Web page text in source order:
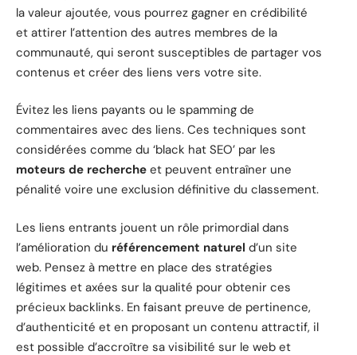
la valeur ajoutée, vous pourrez gagner en crédibilité
et attirer l’attention des autres membres de la
communauté, qui seront susceptibles de partager vos
contenus et créer des liens vers votre site.
Évitez les liens payants ou le spamming de
commentaires avec des liens. Ces techniques sont
considérées comme du ‘black hat SEO’ par les
moteurs de recherche et peuvent entraîner une
pénalité voire une exclusion définitive du classement.
Les liens entrants jouent un rôle primordial dans
l’amélioration du référencement naturel d’un site
web. Pensez à mettre en place des stratégies
légitimes et axées sur la qualité pour obtenir ces
précieux backlinks. En faisant preuve de pertinence,
d’authenticité et en proposant un contenu attractif, il
est possible d’accroître sa visibilité sur le web et